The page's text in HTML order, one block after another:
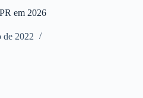
em 2026
de 2022